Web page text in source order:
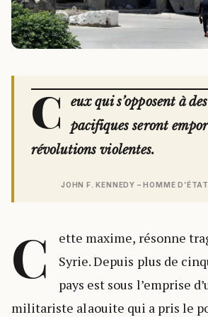
C
eux qui s’opposent à
pacifiques seront
révolutions violentes.
JOHN F. KENNEDY – HOMME
C
ette maxime, résonne
Syrie. Depuis plus de
pays est sous l’emprise
militariste alaouite qui a pris le